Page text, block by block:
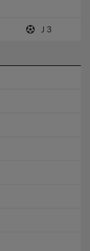
Ｊ3